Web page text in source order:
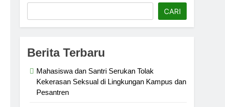
CARI
Berita Terbaru
Mahasiswa dan Santri Serukan Tolak
Kekerasan Seksual di Lingkungan Kampus dan
Pesantren